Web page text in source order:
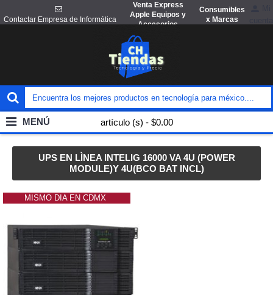
Contactar Empresa de Informática
Venta Express
Apple Equipos y
Accesorios
Consumibles
x Marcas
artículo (s) - $0.00
MENÚ
UPS EN LÌNEA INTELIG 16000 VA 4U (POWER
MODULE)Y 4U(BCO BAT INCL)
MISMO DIA EN CDMX